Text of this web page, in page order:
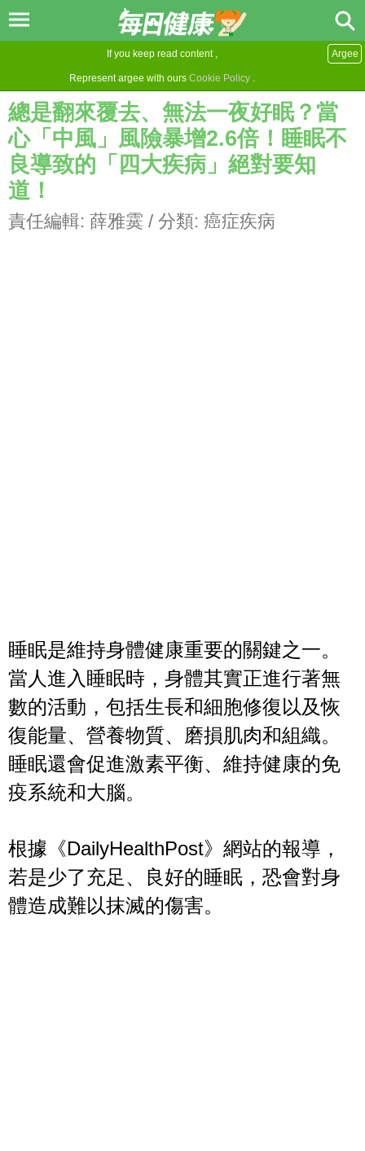
If you keep read content ,
Represent argee with ours Cookie Policy .
Argee
總是翻來覆去、無法一夜好眠？當
心「中風」風險暴增2.6倍！睡眠不
良導致的「四大疾病」絕對要知
道！
責任編輯: 薛雅霙 / 分類: 癌症疾病
睡眠是維持身體健康重要的關鍵之一。
當人進入睡眠時，身體其實正進行著無
數的活動，包括生長和細胞修復以及恢
復能量、營養物質、磨損肌肉和組織。
睡眠還會促進激素平衡、維持健康的免
疫系統和大腦。
根據《DailyHealthPost》網站的報導，
若是少了充足、良好的睡眠，恐會對身
體造成難以抹滅的傷害。